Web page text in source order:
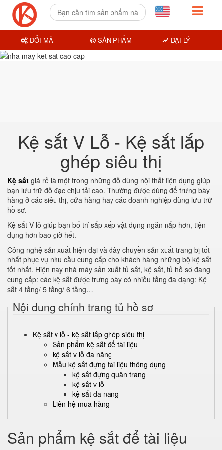
Kệ sắt V Lỗ - Kệ sắt lắp
ghép siêu thị
Kệ sắt giá rẻ là một trong những đồ dùng nội thất tiện dụng giúp
bạn lưu trữ đồ đạc chịu tải cao. Thường được dùng để trưng bày
hàng ở các siêu thị, cửa hàng hay các doanh nghiệp dùng lưu trữ
hồ sơ.
Kệ sắt V lỗ giúp bạn bố trí sắp xếp vật dụng ngăn nắp hơn, tiện
dụng hơn bao giờ hết.
Công nghệ sản xuất hiện đại và dây chuyền sản xuất trang bị tốt
nhất phục vụ nhu cầu cung cấp cho khách hàng những bộ kệ sắt
tốt nhất. Hiện nay nhà máy sản xuất tủ sắt, kệ sắt, tủ hồ sơ đang
cung cấp: các kệ sắt được trưng bày có nhiều tầng đa dạng: Kệ
sắt 4 tầng/ 5 tầng/ 6 tầng…
Nội dung chính trang tủ hồ sơ
Kệ sắt v lỗ - kệ sắt lắp ghép siêu thị
Sản phẩm kệ sắt để tài liệu
kệ sắt v lỗ đa năng
Mẫu kệ sắt đựng tài liệu thông dụng
kệ sắt đựng quân trang
kệ sắt v lỗ
kệ sắt đa nang
Liên hệ mua hàng
Sản phẩm kệ sắt để tài liệu
ĐỔI MÃ SẢN PHẨM ĐẠI LÝ